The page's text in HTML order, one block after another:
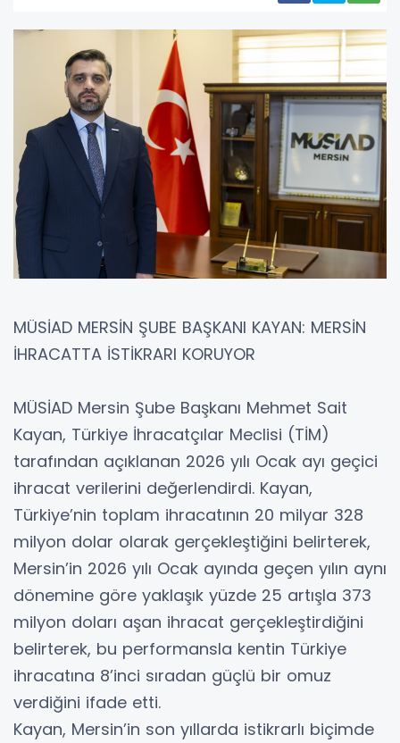
MÜSİAD MERSİN ŞUBE BAŞKANI KAYAN: MERSİN
İHRACATTA İSTİKRARI KORUYOR
MÜSİAD Mersin Şube Başkanı Mehmet Sait
Kayan, Türkiye İhracatçılar Meclisi (TİM)
tarafından açıklanan 2026 yılı Ocak ayı geçici
ihracat verilerini değerlendirdi. Kayan,
Türkiye’nin toplam ihracatının 20 milyar 328
milyon dolar olarak gerçekleştiğini belirterek,
Mersin’in 2026 yılı Ocak ayında geçen yılın aynı
dönemine göre yaklaşık yüzde 25 artışla 373
milyon doları aşan ihracat gerçekleştirdiğini
belirterek, bu performansla kentin Türkiye
ihracatına 8’inci sıradan güçlü bir omuz
verdiğini ifade etti.
Kayan, Mersin’in son yıllarda istikrarlı biçimde